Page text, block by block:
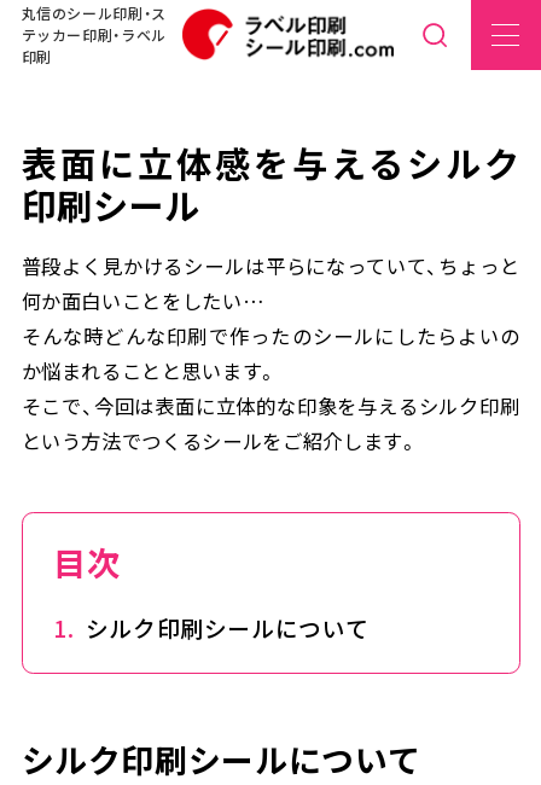
丸信のシール印刷・ス
テッカー印刷・ラベル
印刷
表面に立体感を与えるシルク
印刷シール
普段よく見かけるシールは平らになっていて、ちょっと
何か面白いことをしたい…
そんな時どんな印刷で作ったのシールにしたらよいの
か悩まれることと思います。
そこで、今回は表面に立体的な印象を与えるシルク印刷
という方法でつくるシールをご紹介します。
目次
シルク印刷シールについて
シルク印刷シールについて